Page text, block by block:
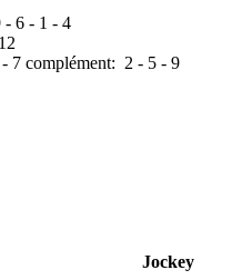
- 6 - 1 - 4
12
- 7 complément: 2 - 5 - 9
Jockey